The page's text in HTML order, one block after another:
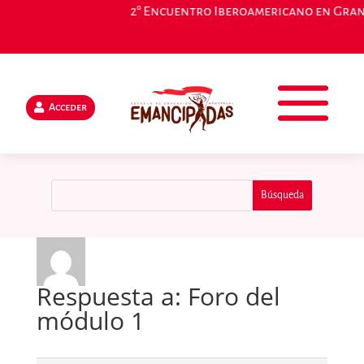
2° Encuentro Iberoamericano en
Acceder
Respuesta a: Foro del
módulo 1